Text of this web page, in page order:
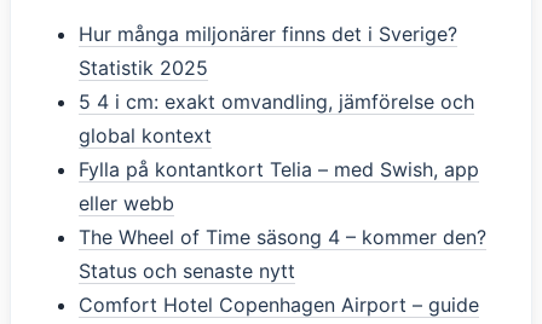
Hur många miljonärer finns det i Sverige?
Statistik 2025
5 4 i cm: exakt omvandling, jämförelse och
global kontext
Fylla på kontantkort Telia – med Swish, app
eller webb
The Wheel of Time säsong 4 – kommer den?
Status och senaste nytt
Comfort Hotel Copenhagen Airport – guide